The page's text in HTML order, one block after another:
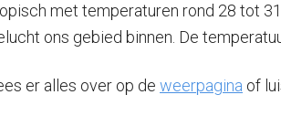
met temperaturen rond 28 tot
ons gebied binnen. De
er alles over op de weerpagina of